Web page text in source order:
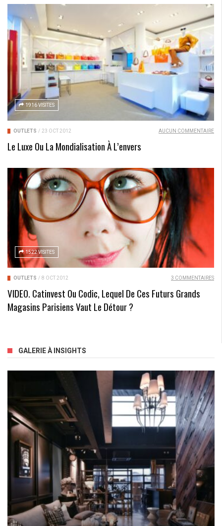
1916 VISITES
OUTLETS / 23 OCT 2012 AUCUN COMMENTAIRE
Le Luxe Ou La Mondialisation À L’envers
1522 VISITES
OUTLETS / 8 OCT 2012 3 COMMENTAIRES
VIDEO. Catinvest Ou Codic, Lequel De Ces Futurs Grands
Magasins Parisiens Vaut Le Détour ?
GALERIE À INSIGHTS